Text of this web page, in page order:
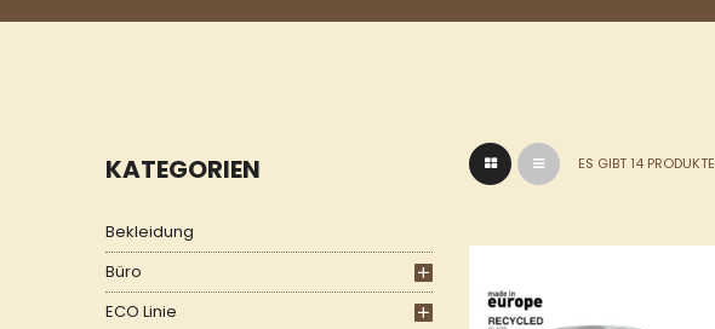
KATEGORIEN
Bekleidung
Büro
ECO Linie
ES GIBT 14 PRODUKTE